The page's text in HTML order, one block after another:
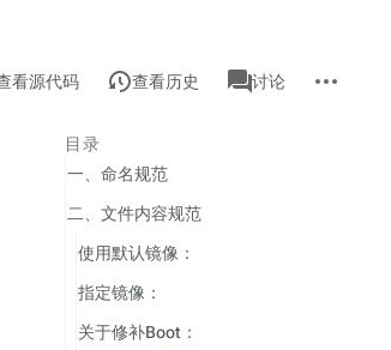
看源代码 查看历史
associated-
pages讨论
目录
一、命名规范
二、文件内容规范
使用默认镜像：
指定镜像：
关于修补Boot：